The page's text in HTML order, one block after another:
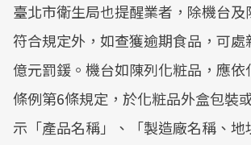
臺北市衛生局也提醒業者，除機台及
符合規定外，如查獲逾期食品，可處
億元罰鍰。機台如陳列化粧品，應依
條例第6條規定，於化粧品外盒包裝
示「產品名稱」、「製造廠名稱、地